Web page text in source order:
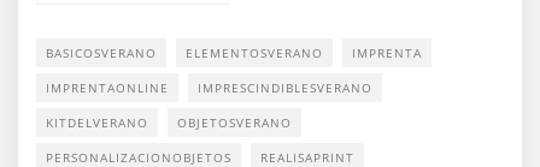
BASICOSVERANO ELEMENTOSVERANO IMPRENTA
IMPRENTAONLINE IMPRESCINDIBLESVERANO
KITDELVERANO OBJETOSVERANO
PERSONALIZACIONOBJETOS REALISAPRINT